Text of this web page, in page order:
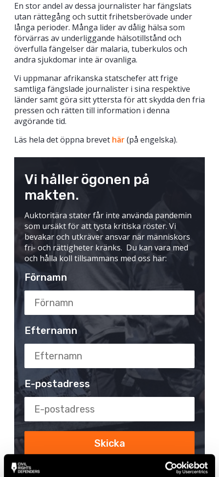
En stor andel av dessa journalister har fängslats
utan rättegång och suttit frihetsberövade under
långa perioder. Många lider av dålig hälsa som
förvärras av underliggande hälsotillstånd och
överfulla fängelser där malaria, tuberkulos och
andra sjukdomar inte är ovanliga.
Vi uppmanar afrikanska statschefer att frige
samtliga fängslade journalister i sina respektive
länder samt göra sitt yttersta för att skydda den fria
pressen och rätten till information i denna
avgörande tid.
Läs hela det öppna brevet här(på engelska).
Vi håller ögonen på
makten.
Auktoritära stater får inte använda pandemin
som ursäkt för att tysta kritiska röster. Vi
bevakar och utkräver ansvar när människors
fri- och rättigheter kränks. Du kan vara med
och hålla koll tillsammans med oss här:
Förnamn
Efternamn
E-postadress
Genom att gå vidare godkänns vår